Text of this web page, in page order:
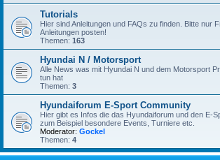
Tutorials
Hier sind Anleitungen und FAQs zu finden. Bitte nur
Anleitungen posten!
Themen: 163
Hyundai N / Motorsport
Alle News was mit Hyundai N und dem Motorsport
tun hat
Themen: 3
Hyundaiforum E-Sport Community
Hier gibt es Infos die das Hyundaiforum und den E-
zum Beispiel besondere Events, Turniere etc.
Moderator: Gockel
Themen: 4